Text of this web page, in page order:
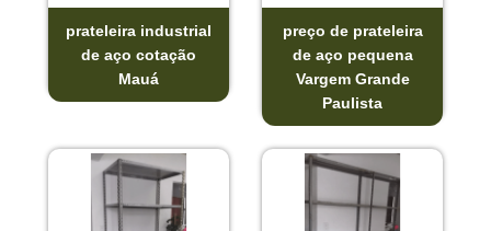
prateleira industrial
de aço cotação
Mauá
preço de prateleira
de aço pequena
Vargem Grande
Paulista